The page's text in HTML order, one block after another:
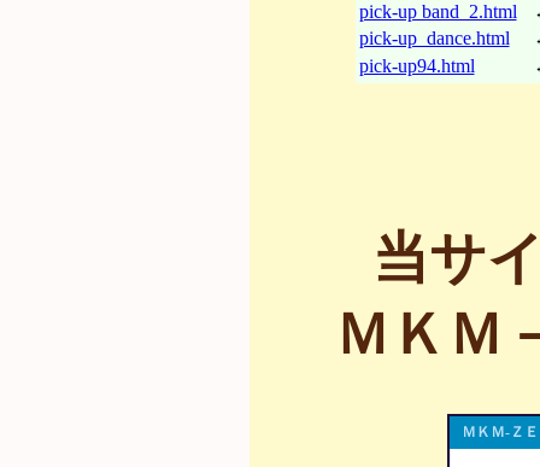
pick-up band_2.html
pick-up_dance.html
pick-up94.html
当サ
ＭＫＭ
ＭＫＭ-Ｚ